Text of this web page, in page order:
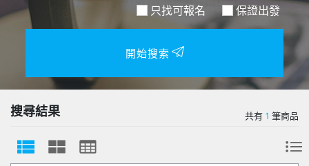
只找可報名 保證出發
開始搜索
搜尋結果 共有 1 筆商品